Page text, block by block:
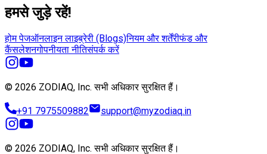
हमसे जुड़े रहें!
होम पेजऑनलाइन लाइब्रेरी (Blogs)नियम और शर्तेंरीफंड और
कैंसलेशनगोपनीयता नीतिसंपर्क करें
© 2026 ZODIAQ, Inc.सभी अधिकार सुरक्षित हैं।
+91 7975509882 support@myzodiaq.in
© 2026 ZODIAQ, Inc.सभी अधिकार सुरक्षित हैं।